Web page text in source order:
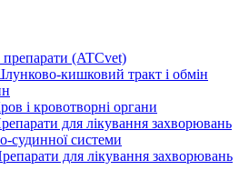
препарати (ATCvet)
кишковий тракт і обмін
і кровотворні органи
для лікування захворювань
судинної системи
для лікування захворювань